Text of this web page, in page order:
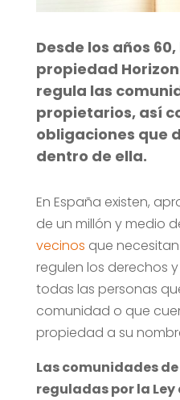
Desde los años
propiedad
regula las
propietarios, así
obligaciones que
dentro de ella.
En España existen,
de un millón y medio
vecinos que
regulen los derechos
todas las personas
comunidad o que
propiedad a su
Las comunidades
reguladas por la Ley